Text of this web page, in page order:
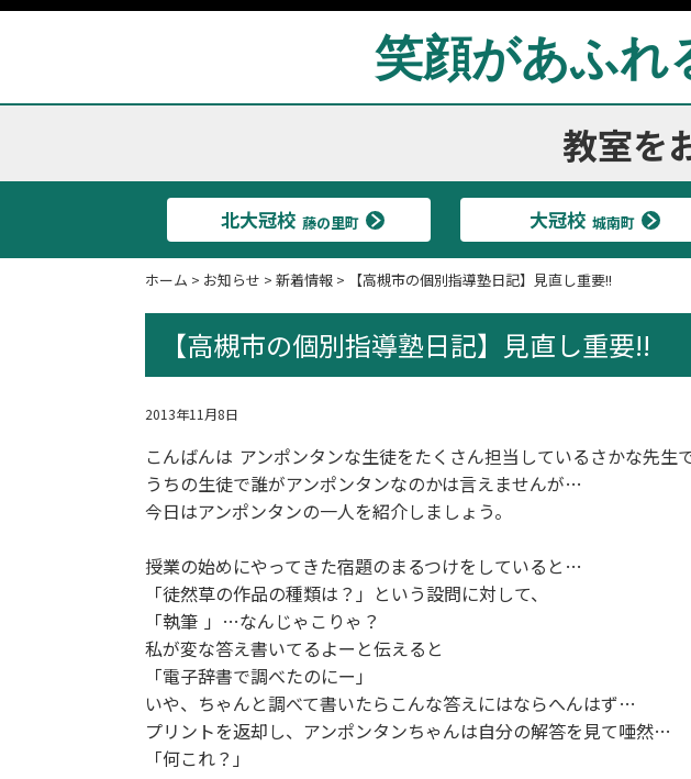
笑顔があふれ
教室を
北大冠校 藤の里町 大冠校 城南町
ホーム > お知らせ > 新着情報 > 【高槻市の個別指導塾日記】見直し重要!!
【高槻市の個別指導塾日記】見直し重要!!
2013年11月8日
こんばんは アンポンタンな生徒をたくさん担当しているさかな先生で
うちの生徒で誰がアンポンタンなのかは言えませんが…
今日はアンポンタンの一人を紹介しましょう。
授業の始めにやってきた宿題のまるつけをしていると…
「徒然草の作品の種類は？」という設問に対して、
「執筆 」…なんじゃこりゃ？
私が変な答え書いてるよーと伝えると
「電子辞書で調べたのにー」
いや、ちゃんと調べて書いたらこんな答えにはならへんはず…
プリントを返却し、アンポンタンちゃんは自分の解答を見て唖然…
「何これ？」